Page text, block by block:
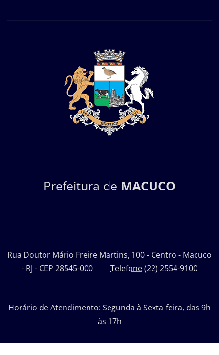
Prefeitura de MACUCO
Rua Doutor Mário Freire Martins, 100 - Centro - Macuco
- RJ - CEP 28545-000 Telefone(22) 2554-9100
Horário de Atendimento: Segunda à Sexta-feira, das 9h
às 17h